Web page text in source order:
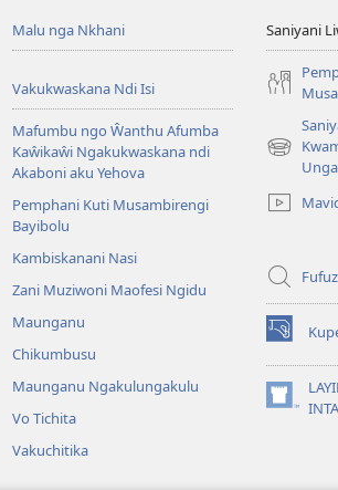
Malu nga Nkhani
Vakukwaskana Ndi Isi
Mafumbu ngo Ŵanthu Afumba
Kaŵikaŵi Ngakukwaskana ndi
Akaboni aku Yehova
Pemphani Kuti Musambirengi
Bayibolu
Kambiskanani Nasi
Zani Muziwoni Maofesi Ngidu
Maunganu
Chikumbusu
Maunganu Ngakulungakulu
Vo Tichita
Vakuchitika
Saniyani
(Lajula
Linyaki)
(Lajula
Peji
Linyaki)
(Lajula